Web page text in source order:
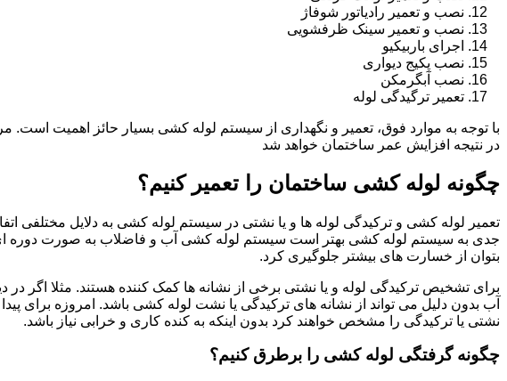
نصب و تعمیر رادیاتور شوفاژ
نصب و تعمیر سینک ظرفشویی
اجرای باربیکیو
نصب پکیج دیواری
نصب آبگرمکن
تعمیر ترگیدگی لوله
با توجه به موارد فوق، تعمیر و نگهداری از سیستم لوله کشی بسیار حائز اهمیت
در نتیجه افزایش عمر ساختمان خواهد شد
چگونه لوله کشی ساختمان را تعمیر کنیم؟
تعمیر لوله کشی و ترکیدگی لوله ها و یا نشتی در سیستم لوله کشی به دلایل مختلفی
جدی به سیستم لوله کشی بهتر است سیستم لوله کشی آب و فاضلاب به صورت دوره
بتوان از خسارت های بیشتر جلوگیری کرد.
برای تشخیص ترکیدگی لوله و یا نشتی برخی از نشانه ها کمک کننده هستند. مثلا اگر
آب بدون دلیل می تواند از نشانه های ترکیدگی یا نشت لوله کشی باشد. امروزه
نشتی یا ترکیدگی را مشخص خواهند کرد بدون اینکه به کنده کاری و خرابی نیاز باشد.
چگونه گرفتگی لوله کشی را برطرق کنیم؟